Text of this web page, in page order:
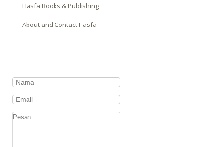
Hasfa Books & Publishing
About and Contact Hasfa